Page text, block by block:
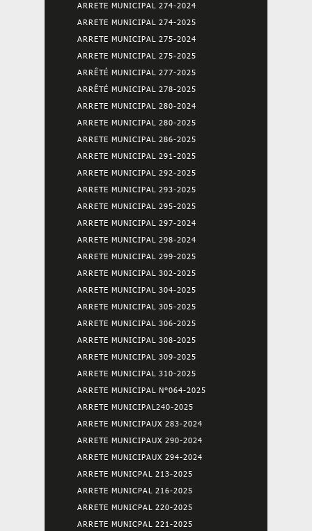
ARRETE MUNICIPAL 274-2024
ARRETE MUNICIPAL 274-2025
ARRETE MUNICIPAL 275-2024
ARRETE MUNICIPAL 275-2025
ARRÊTÉ MUNICIPAL 277-2025
ARRÊTÉ MUNICIPAL 278-2025
ARRETE MUNICIPAL 280-2024
ARRETE MUNICIPAL 280-2025
ARRETE MUNICIPAL 286-2025
ARRETE MUNICIPAL 291-2025
ARRETE MUNICIPAL 292-2025
ARRETE MUNICIPAL 293-2025
ARRETE MUNICIPAL 295-2025
ARRETE MUNICIPAL 297-2024
ARRETE MUNICIPAL 298-2024
ARRETE MUNICIPAL 299-2025
ARRETE MUNICIPAL 302-2025
ARRETE MUNICIPAL 304-2025
ARRETE MUNICIPAL 305-2025
ARRETE MUNICIPAL 306-2025
ARRETE MUNICIPAL 308-2025
ARRETE MUNICIPAL 309-2025
ARRETE MUNICIPAL 310-2025
ARRETE MUNICIPAL N°064-2025
ARRETE MUNICIPAL240-2025
ARRETE MUNICIPAUX 283-2024
ARRETE MUNICIPAUX 290-2024
ARRETE MUNICIPAUX 294-2024
ARRETE MUNICPAL 213-2025
ARRETE MUNICPAL 216-2025
ARRETE MUNICPAL 220-2025
ARRETE MUNICPAL 221-2025